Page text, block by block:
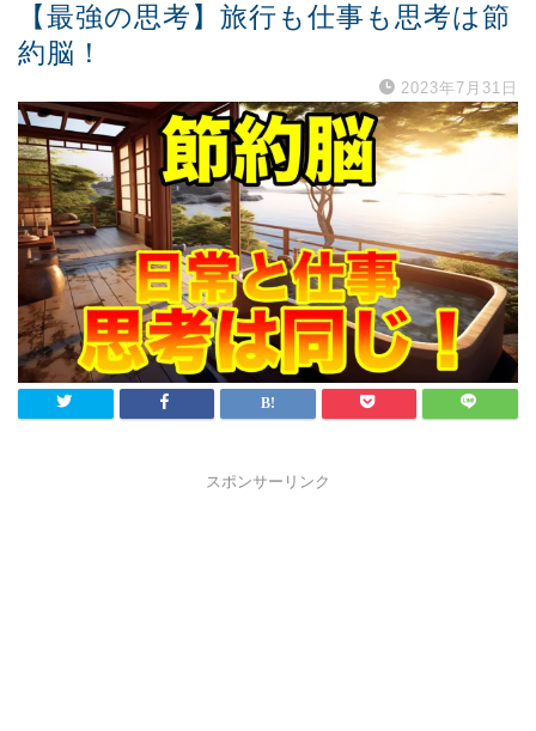
【最強の思考】旅行も仕事も思考は節
約脳！
2023年7月31日
スポンサーリンク